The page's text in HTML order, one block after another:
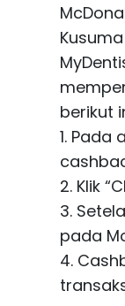
berikut
1. Pada
2. Klik
3.
pada
4.